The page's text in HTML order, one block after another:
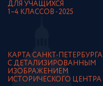
ДЛЯ УЧАЩИХСЯ
1–4 КЛАССОВ - 2025
КАРТА САНКТ-ПЕТЕРБУРГА
С ДЕТАЛИЗИРОВАННЫМ
ИЗОБРАЖЕНИЕМ
ИСТОРИЧЕСКОГО ЦЕНТРА